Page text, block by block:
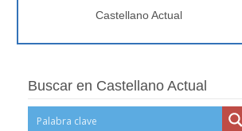
Castellano Actual
Buscar en Castellano Actual